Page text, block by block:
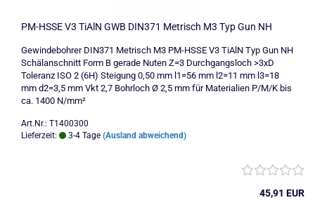
PM-HSSE V3 TiAlN GWB DIN371 Metrisch M3 Typ Gun NH
Gewindebohrer DIN371 Metrisch M3 PM-HSSE V3 TiAlN Typ Gun NH
Schälanschnitt Form B gerade Nuten Z=3 Durchgangsloch >3xD
Toleranz ISO 2 (6H) Steigung 0,50 mm l1=56 mm l2=11 mm l3=18
mm d2=3,5 mm Vkt 2,7 Bohrloch Ø 2,5 mm für Materialien P/M/K bis
ca. 1400 N/mm²
Art.Nr.: T1400300
Lieferzeit:
3-4 Tage (Ausland abweichend)
45,91 EUR